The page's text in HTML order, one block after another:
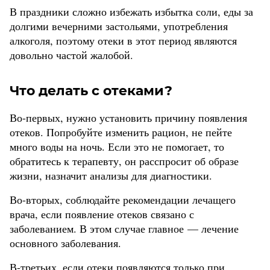
В праздники сложно избежать избытка соли, еды за
долгими вечерними застольями, употребления
алкоголя, поэтому отеки в этот период являются
довольно частой жалобой.
Что делать с отеками?
Во-первых, нужно установить причину появления
отеков. Попробуйте изменить рацион, не пейте
много воды на ночь. Если это не помогает, то
обратитесь к терапевту, он расспросит об образе
жизни, назначит анализы для диагностики.
Во-вторых, соблюдайте рекомендации лечащего
врача, если появление отеков связано с
заболеванием. В этом случае главное — лечение
основного заболевания.
В-третьих, если отеки появляются только при